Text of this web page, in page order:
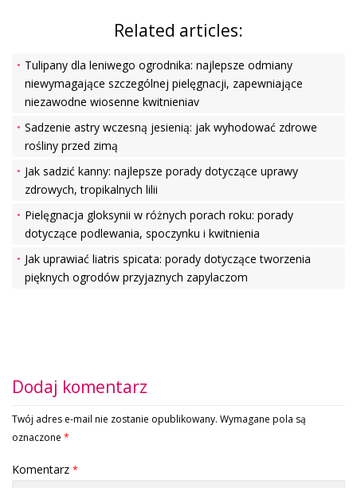
Related articles:
Tulipany dla leniwego ogrodnika: najlepsze odmiany
niewymagające szczególnej pielęgnacji, zapewniające
niezawodne wiosenne kwitnieniav
Sadzenie astry wczesną jesienią: jak wyhodować zdrowe
rośliny przed zimą
Jak sadzić kanny: najlepsze porady dotyczące uprawy
zdrowych, tropikalnych lilii
Pielęgnacja gloksynii w różnych porach roku: porady
dotyczące podlewania, spoczynku i kwitnienia
Jak uprawiać liatris spicata: porady dotyczące tworzenia
pięknych ogrodów przyjaznych zapylaczom
Dodaj komentarz
Twój adres e-mail nie zostanie opublikowany. Wymagane pola są
oznaczone *
Komentarz *